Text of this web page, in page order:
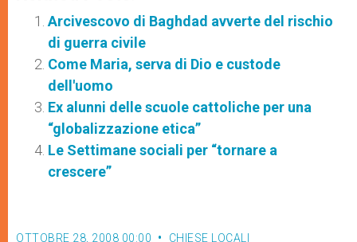
Arcivescovo di Baghdad avverte del rischio
di guerra civile
Come Maria, serva di Dio e custode
dell'uomo
Ex alunni delle scuole cattoliche per una
“globalizzazione etica”
Le Settimane sociali per “tornare a
crescere”
OTTOBRE 28, 2008 00:00 CHIESE LOCALI